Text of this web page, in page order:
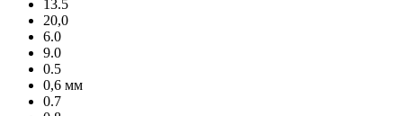
13.5
20,0
6.0
9.0
0.5
0,6 мм
0.7